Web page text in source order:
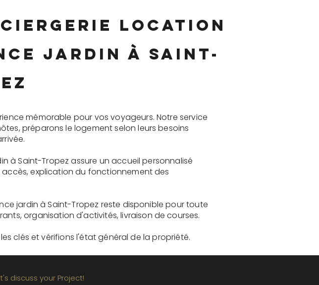
location
jardin à Saint-
mémorable pour vos voyageurs. Notre service
préparons le logement selon leurs besoins
à Saint-Tropez assure un accueil personnalisé
explication du fonctionnement des
jardin à Saint-Tropez reste disponible pour toute
organisation d'activités, livraison de courses.
clés et vérifions l'état général de la propriété.
discuss your Project!